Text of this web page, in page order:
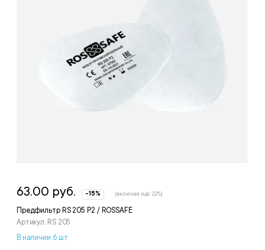
Предфильтр RS 205 Р2 / ROSSAFE
Артикул: RS 205
63.00 руб. -15% (включая ндс 22%)
В наличии 6 шт.